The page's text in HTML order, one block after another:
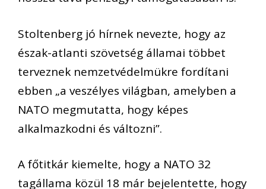
Stoltenberg jó hírnek nevezte, hogy az
észak-atlanti szövetség államai többet
terveznek nemzetvédelmükre fordítani
ebben „a veszélyes világban, amelyben a
NATO megmutatta, hogy képes
alkalmazkodni és változni”.
A főtitkár kiemelte, hogy a NATO 32
tagállama közül 18 már bejelentette, hogy